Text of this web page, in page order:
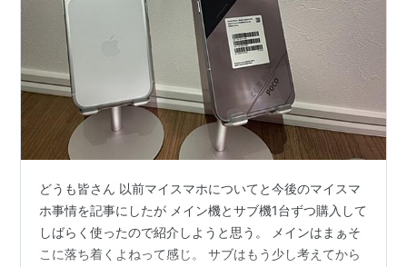
iPhoneが便利になる設定方法のまとめ - NAVER まと
初代iPhoneの仕様
仕様
サイズ 高さ115mm×幅61mm×厚さ11.6mm
質量 約135g
バッテリ
連続待ち受け時間 最大約250時間
どうも皆さん 以前マイスマホについてと今後のマイスマ
ホ事情を記事にしたが メイン機とサブ機1台ずつ購入して
しばらく使ったので紹介しようと思う。 メインはまぁそ
こに落ち着くよねって感じ。 サブはもう少し考えてから